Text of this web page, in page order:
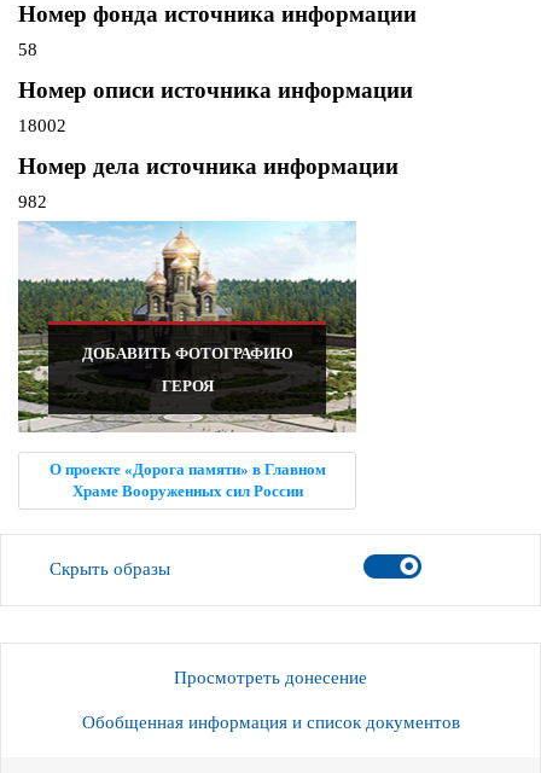
Номер фонда источника информации
58
Номер описи источника информации
18002
Номер дела источника информации
982
ДОБАВИТЬ ФОТОГРАФИЮ
ГЕРОЯ
О проекте «Дорога памяти» в Главном
Храме Вооруженных сил России
Скрыть образы
Просмотреть донесение
Обобщенная информация и список документов